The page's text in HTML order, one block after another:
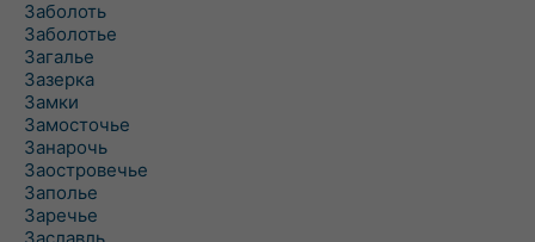
Заболоть
Заболотье
Загалье
Зазерка
Замки
Замосточье
Занарочь
Заостровечье
Заполье
Заречье